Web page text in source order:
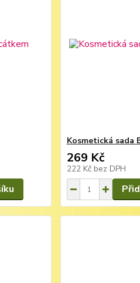
Kosmetická sada
269 Kč
222 Kč bez DPH